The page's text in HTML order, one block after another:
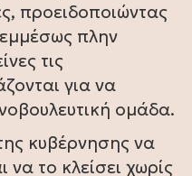
προειδοποιώντας
πλην
τις
για να
ομάδα.
κυβέρνησης να
να το κλείσει χωρίς